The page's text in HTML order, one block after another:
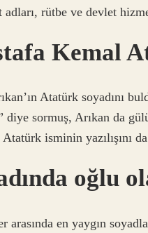
rütbe ve devlet
Kemal
Atatürk soyadını
diye sormuş, Arıkan da
isminin yazılışını
oğlu
arasında en yaygın